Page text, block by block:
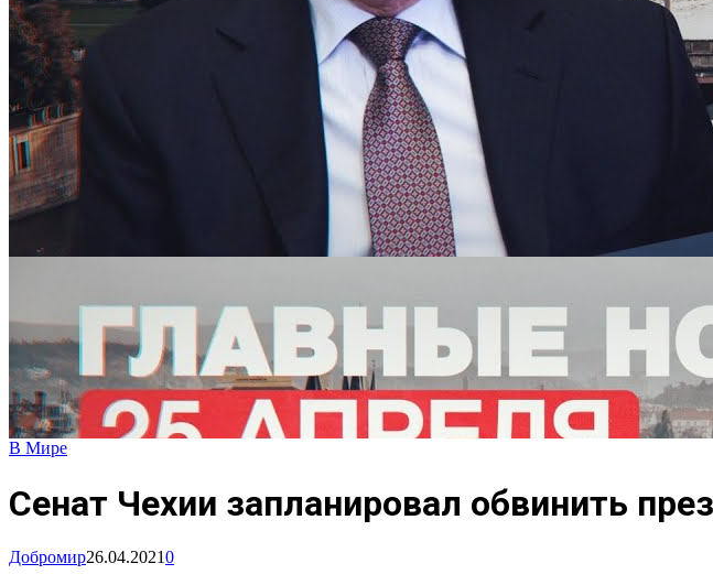
В Мире
Сенат Чехии запланировал обвинить
Добромир26.04.20210